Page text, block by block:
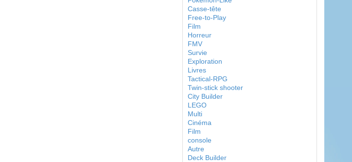
Casse-tête
Free-to-Play
Film
Horreur
FMV
Survie
Exploration
Livres
Tactical-RPG
Twin-stick shooter
City Builder
LEGO
Multi
Cinéma
Film
console
Autre
Deck Builder